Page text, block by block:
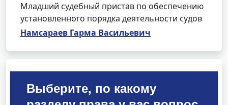
Младший судебный пристав по обеспечению
установленного порядка деятельности судов
Намсараев Гарма Васильевич